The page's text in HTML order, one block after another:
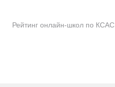
Рейтинг онлайн-школ по КСАС